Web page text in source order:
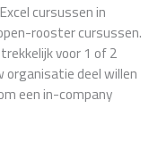
cursussen in
rooster cursussen.
voor 1 of 2
organisatie deel willen
een in-company